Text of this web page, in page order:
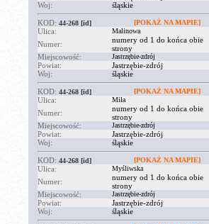
Woj:
śląskie
KOD: 44-268 [id] [POKAŻ NA MAPIE]
Ulica: Malinowa
Numer:
numery od 1 do końca obie
strony
Miejscowość:
Jastrzębie-zdrój
Powiat:
Jastrzębie-zdrój
Woj:
śląskie
KOD: 44-268 [id] [POKAŻ NA MAPIE]
Ulica: Miła
Numer:
numery od 1 do końca obie
strony
Miejscowość:
Jastrzębie-zdrój
Powiat:
Jastrzębie-zdrój
Woj:
śląskie
KOD: 44-268 [id] [POKAŻ NA MAPIE]
Ulica: Myśliwska
Numer:
numery od 1 do końca obie
strony
Miejscowość:
Jastrzębie-zdrój
Powiat:
Jastrzębie-zdrój
Woj:
śląskie